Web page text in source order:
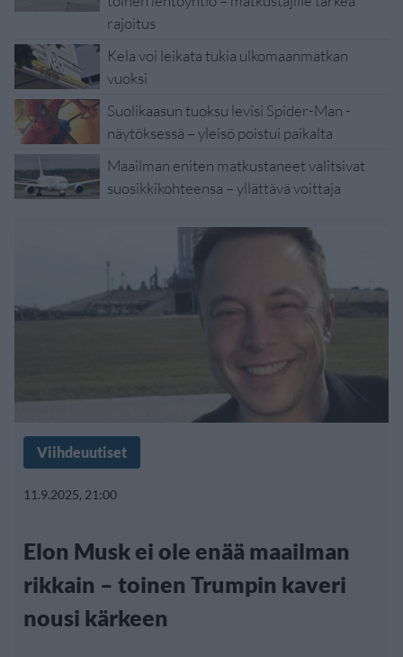
rajoitus
Kela voi leikata tukia ulkomaanmatkan
vuoksi
Suolikaasun tuoksu levisi Spider-Man -
näytöksessä – yleisö poistui paikalta
Maailman eniten matkustaneet valitsivat
suosikkikohteensa – yllättävä voittaja
Viihdeuutiset
11.9.2025, 21:00
Elon Musk ei ole enää maailman
rikkain – toinen Trumpin kaveri
nousi kärkeen